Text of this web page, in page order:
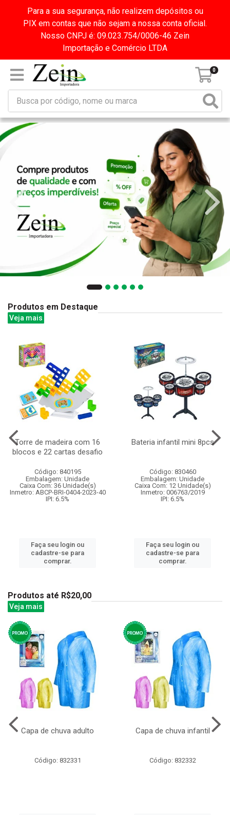
Para a sua segurança, não realizem depósitos ou
PIX em contas que não sejam a nossa conta oficial.
Nosso CNPJ é: 09.023.754/0006-46 Zein
Importação e Comércio LTDA
0
Produtos em Destaque
Veja mais
Torre de madeira com 16
blocos e 22 cartas desafio
Código: 840195
Embalagem: Unidade
Caixa Com: 36 Unidade(s)
Inmetro: ABCP-BRI-0404-2023-40
IPI: 6.5%
Faça seu login ou
cadastre-se para
comprar.
Bateria infantil mini 8pcs
Código: 830460
Embalagem: Unidade
Caixa Com: 12 Unidade(s)
Inmetro: 006763/2019
IPI: 6.5%
Faça seu login ou
cadastre-se para
comprar.
Produtos até R$20,00
Veja mais
Capa de chuva adulto
Código: 832331
Capa de chuva infantil
Código: 832332